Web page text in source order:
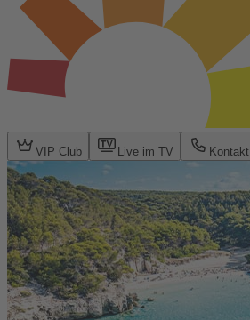
VIP Club Live im TV Kontakt